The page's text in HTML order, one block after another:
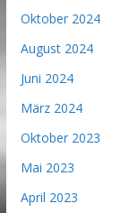
Oktober 2024
August 2024
Juni 2024
März 2024
Oktober 2023
Mai 2023
April 2023